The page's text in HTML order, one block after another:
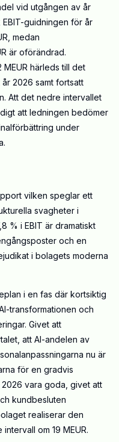
vid utgången av år
guidningen för år
medan
är oförändrad.
härleds till det
2026 samt fortsatt
Att det nedre intervallet
att ledningen bedömer
under
vilken speglar ett
svagheter i
% i EBIT är dramatiskt
och en
i bolagets moderna
i en fas där kortsiktig
transformationen och
Givet att
att AI-andelen av
nu är
för en gradvis
vara goda, givet att
kundbesluten
realiserar den
om 19 MEUR.